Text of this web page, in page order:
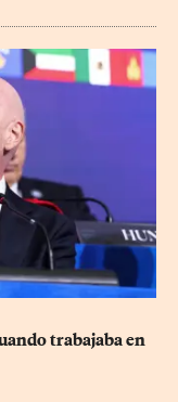
trabajaba en